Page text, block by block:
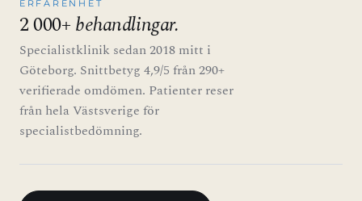
ERFARENHET
2 000+behandlingar.
Specialistklinik sedan 2018 mitt i
Göteborg. Snittbetyg 4,9/5 från 290+
verifierade omdömen. Patienter reser
från hela Västsverige för
specialistbedömning.